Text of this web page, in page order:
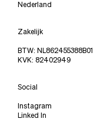
Nederland
Zakelijk
BTW: NL862455388B01
KVK: 82402949
Social
Instagram
Linked In